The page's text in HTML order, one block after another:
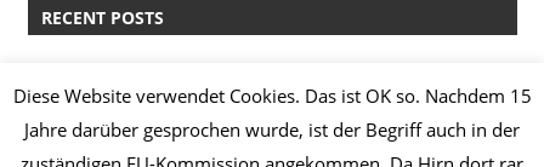
RECENT POSTS
Lachs-Spinat-Lasagne & Manz Weißburgunder “Löss”
2014
Diese Website verwendet Cookies. Das ist OK so. Nachdem 15
Jahre darüber gesprochen wurde, ist der Begriff auch in der